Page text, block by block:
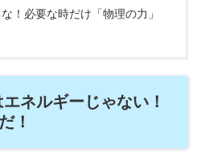
！必要な時だけ「物理の力」
ネルギーじゃない！
！